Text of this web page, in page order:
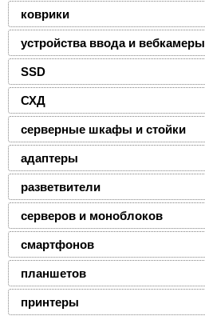
коврики
устройства ввода и вебкамеры
SSD
СХД
серверные шкафы и стойки
адаптеры
разветвители
серверов и моноблоков
смартфонов
планшетов
принтеры